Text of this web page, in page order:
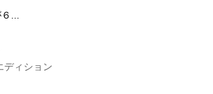
...
ディション